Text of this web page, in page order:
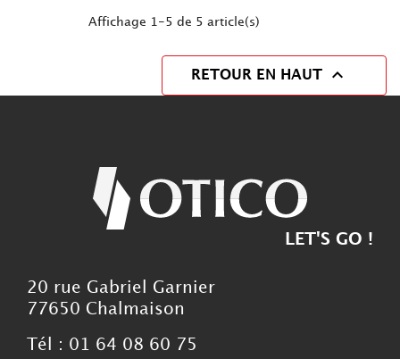
Affichage 1-5 de 5 article(s)
RETOUR EN HAUT 
LET'S GO !
20 rue Gabriel Garnier
77650 Chalmaison
Tél : 01 64 08 60 75